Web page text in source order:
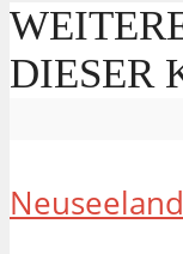
DIESER